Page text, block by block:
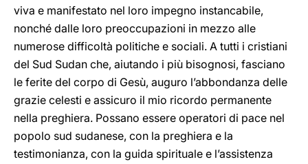
viva e manifestato nel loro impegno instancabile,
nonché dalle loro preoccupazioni in mezzo alle
numerose difficoltà politiche e sociali. A tutti i cristiani
del Sud Sudan che, aiutando i più bisognosi, fasciano
le ferite del corpo di Gesù, auguro l’abbondanza delle
grazie celesti e assicuro il mio ricordo permanente
nella preghiera. Possano essere operatori di pace nel
popolo sud sudanese, con la preghiera e la
testimonianza, con la guida spirituale e l’assistenza